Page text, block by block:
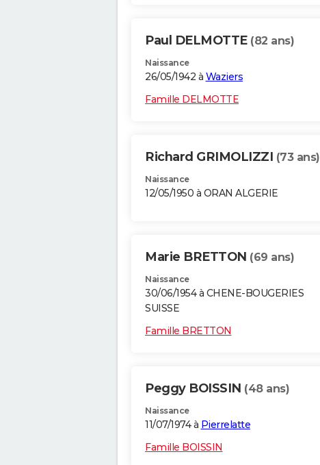
Paul DELMOTTE (82 ans)
Naissance
26/05/1942 à Waziers
Famille DELMOTTE
Richard GRIMOLIZZI (73 ans)
Naissance
12/05/1950 à ORAN ALGERIE
Marie BRETTON (69 ans)
Naissance
30/06/1954 à CHENE-BOUGERIES
SUISSE
Famille BRETTON
Peggy BOISSIN (48 ans)
Naissance
11/07/1974 à Pierrelatte
Famille BOISSIN